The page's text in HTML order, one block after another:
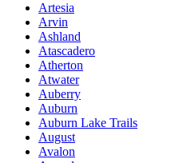
Artesia
Arvin
Ashland
Atascadero
Atherton
Atwater
Auberry
Auburn
Auburn Lake Trails
August
Avalon